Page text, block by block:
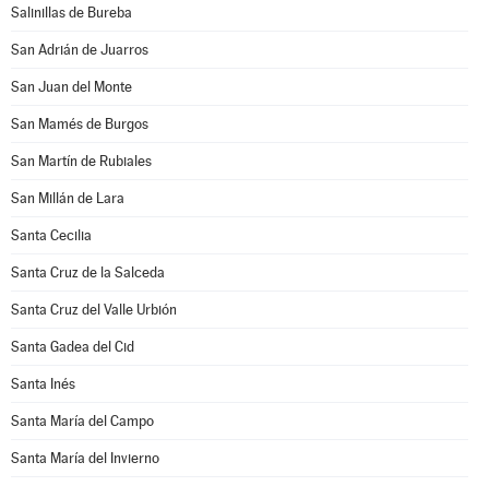
Salinillas de Bureba
San Adrián de Juarros
San Juan del Monte
San Mamés de Burgos
San Martín de Rubiales
San Millán de Lara
Santa Cecilia
Santa Cruz de la Salceda
Santa Cruz del Valle Urbión
Santa Gadea del Cid
Santa Inés
Santa María del Campo
Santa María del Invierno